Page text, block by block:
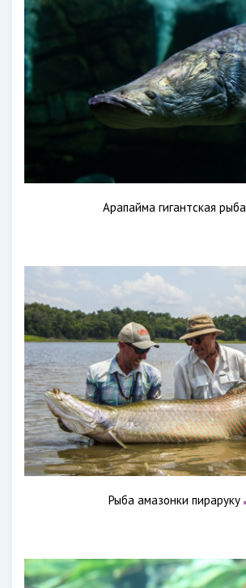
Арапайма гигантская рыба
Рыба амазонки пираруку